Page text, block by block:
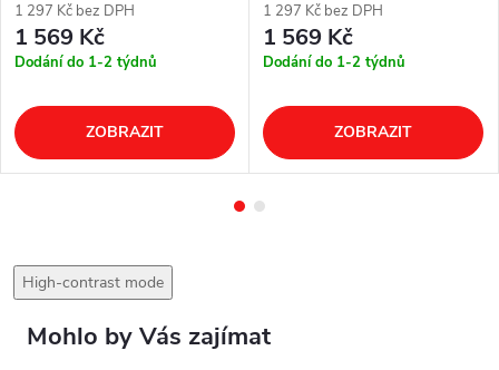
1 297 Kč bez DPH
1 569 Kč
Dodání do 1-2 týdnů
ZOBRAZIT
1 297 Kč bez DPH
1 569 Kč
Dodání do 1-2 týdnů
ZOBRAZIT
High-contrast mode
Mohlo by Vás zajímat